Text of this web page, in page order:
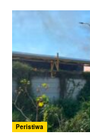
Peristiwa